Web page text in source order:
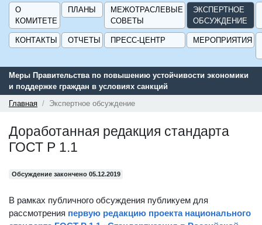
О
КОМИТЕТЕ
ПЛАНЫ
МЕЖОТРАСЛЕВЫЕ
СОВЕТЫ
ЭКСПЕРТНОЕ
ОБСУЖДЕНИЕ
КОНТАКТЫ ОТЧЕТЫ ПРЕСС-ЦЕНТР МЕРОПРИЯТИЯ
Меры Правительства по повышению устойчивости экономики
и поддержке граждан в условиях санкций
Главная
Экспертное обсуждение
Доработанная редакция стандарта
ГОСТ Р 1.1
Обсуждение закончено 05.12.2019
В рамках публичного обсуждения публикуем для
рассмотрения первую редакцию проекта национального